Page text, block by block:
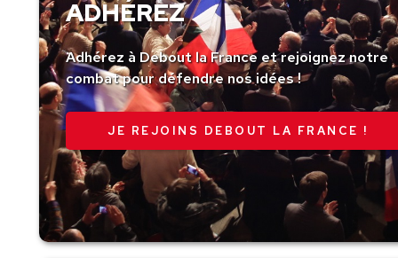
ADHÉREZ
Adhérez à Debout la France et rejoignez notre
combat pour défendre nos idées !
JE REJOINS DEBOUT LA FRANCE !